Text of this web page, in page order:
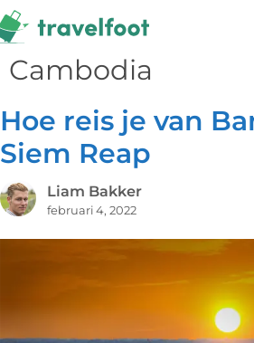
Cambodia
Hoe reis je van
Siem Reap
Liam Bakker
februari 4, 2022